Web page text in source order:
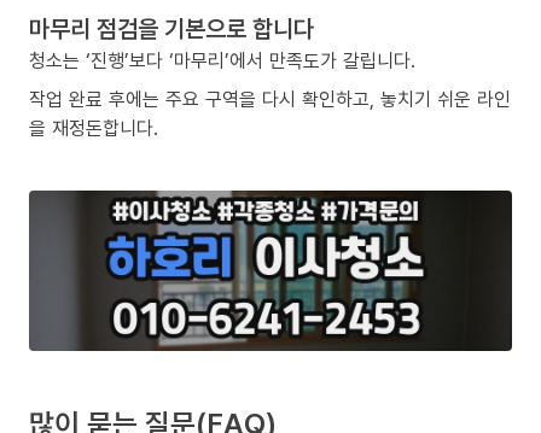
마무리 점검을 기본으로 합니다
청소는 ‘진행’보다 ‘마무리’에서 만족도가 갈립니다.
작업 완료 후에는 주요 구역을 다시 확인하고, 놓치기 쉬운 라인
을 재정돈합니다.
많이 묻는 질문(FAQ)